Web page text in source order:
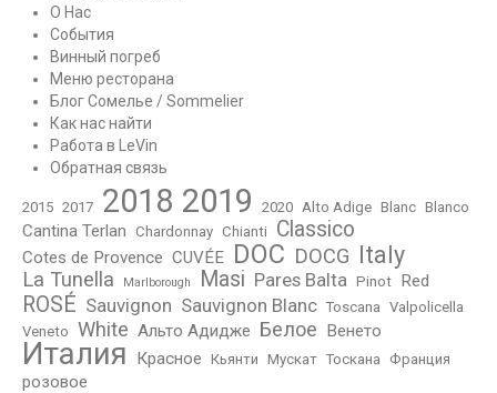
О Нас
События
Винный погреб
Меню ресторана
Блог Сомелье / Sommelier
Как нас найти
Работа в LeVin
Обратная связь
2015 2017 2018 2019 2020 Alto Adige Blanc Blanco
Cantina Terlan Chardonnay Chianti Classico
Cotes de Provence CUVÉE DOC DOCG Italy
La Tunella Marlborough Masi Pares Balta Pinot Red
ROSÉ Sauvignon Sauvignon Blanc Toscana Valpolicella
Veneto White Альто Адидже Белое Венето
Италия Красное Кьянти Мускат Тоскана Франция
розовое